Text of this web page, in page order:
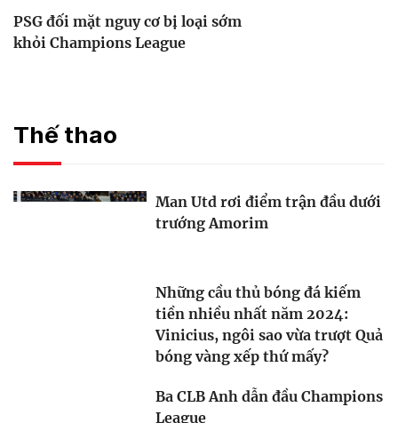
PSG đối mặt nguy cơ bị loại sớm
khỏi Champions League
Thế thao
Man Utd rơi điểm trận đầu dưới
trướng Amorim
Những cầu thủ bóng đá kiếm
tiền nhiều nhất năm 2024:
Vinicius, ngôi sao vừa trượt Quả
bóng vàng xếp thứ mấy?
Ba CLB Anh dẫn đầu Champions
League